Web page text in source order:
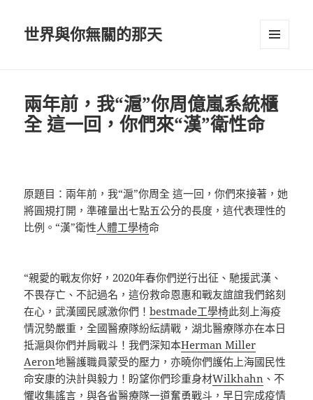
世界與你無關的那天
兩年前，我“滬”你周億嵐系統櫃
全 這一回，你們來“漢”衛性命
原題目：兩年前，我“滬”你周全 這一回，你們來接著，她
將圓規打開，準確量出七點五公分的長度，這代表理性的
比例。“漢”衛性人體工學椅命
“親愛的戰友你好，2020年春你們逆行出征、馳援武漢、
不畏存亡、不記過名，這份救命恩惠和戰友誼誼我們銘刻
在心，武漢國民感激你們！bestmade工學椅此刻上海疫
情況勢嚴重，全國醫療隊紛紜請戰，湖北醫療隊亦在本日
抵滬與你們并肩戰斗！我們深知本Herman Miller
Aeron地醫護職員蒙受的壓力，亦曉你們護佑上海國民性
命安康的決計與毅力！盼望你們珍重身材Wilkhahn 、不
懼收集謠言，與各省醫療隊一道奮勇戰斗，早日完成疫情